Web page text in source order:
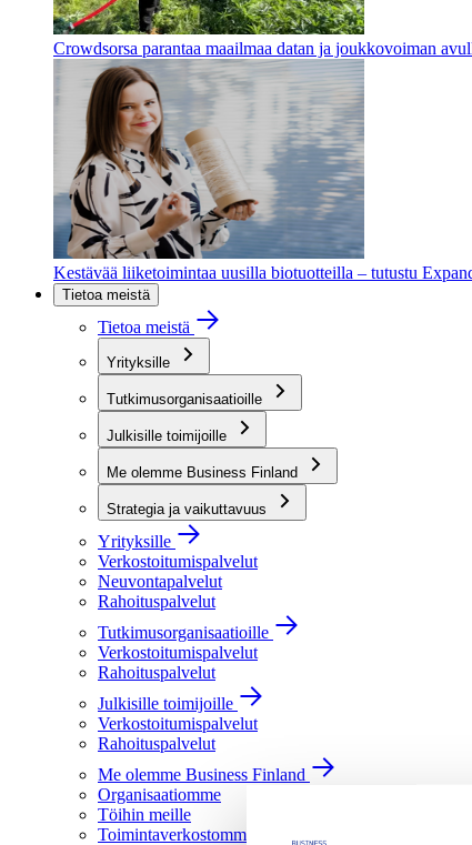
Crowdsorsa parantaa maailmaa datan ja joukkovoiman
Kestävää liiketoimintaa uusilla biotuotteilla – tutustu
Tietoa meistä
Tietoa meistä
Yrityksille
Tutkimusorganisaatioille
Julkisille toimijoille
Me olemme Business Finland
Strategia ja vaikuttavuus
Yrityksille
Verkostoitumispalvelut
Neuvontapalvelut
Rahoituspalvelut
Tutkimusorganisaatioille
Verkostoitumispalvelut
Rahoituspalvelut
Julkisille toimijoille
Verkostoitumispalvelut
Rahoituspalvelut
Me olemme Business Finland
Organisaatiomme
Töihin meille
Toimintaverkostomme